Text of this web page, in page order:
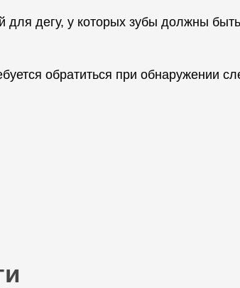
дегу, у которых зубы должны
обратиться при обнаружении